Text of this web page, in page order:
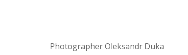
Photographer Oleksandr Duka